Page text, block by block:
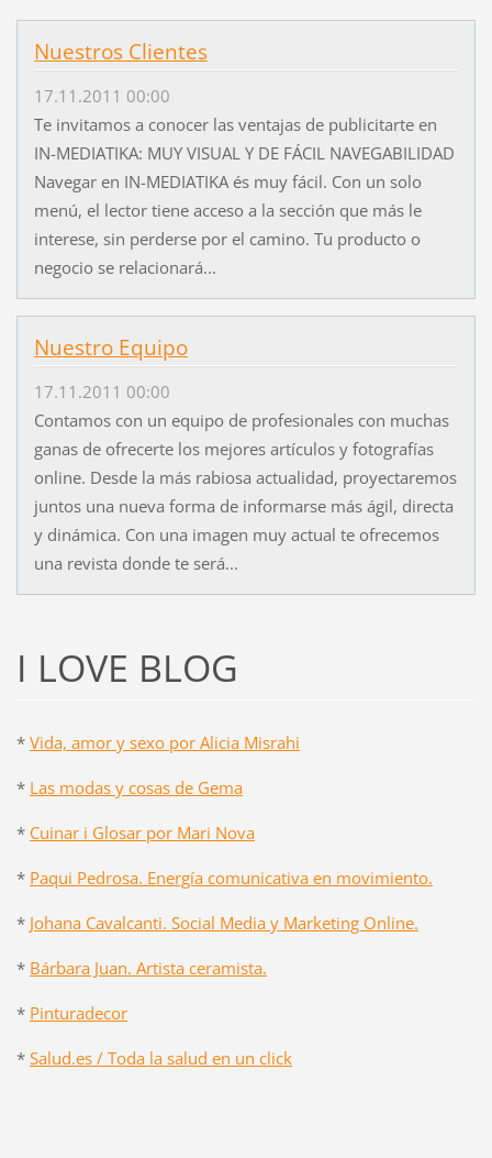
Nuestros Clientes
17.11.2011 00:00
Te invitamos a conocer las ventajas de publicitarte en
IN-MEDIATIKA: MUY VISUAL Y DE FÁCIL NAVEGABILIDAD
Navegar en IN-MEDIATIKA és muy fácil. Con un solo
menú, el lector tiene acceso a la sección que más le
interese, sin perderse por el camino. Tu producto o
negocio se relacionará...
Nuestro Equipo
17.11.2011 00:00
Contamos con un equipo de profesionales con muchas
ganas de ofrecerte los mejores artículos y fotografías
online. Desde la más rabiosa actualidad, proyectaremos
juntos una nueva forma de informarse más ágil, directa
y dinámica. Con una imagen muy actual te ofrecemos
una revista donde te será...
I LOVE BLOG
* Vida, amor y sexo por Alicia Misrahi
* Las modas y cosas de Gema
* Cuinar i Glosar por Mari Nova
* Paqui Pedrosa. Energía comunicativa en movimiento.
* Johana Cavalcanti. Social Media y Marketing Online.
* Bárbara Juan. Artista ceramista.
* Pinturadecor
* Salud.es / Toda la salud en un click